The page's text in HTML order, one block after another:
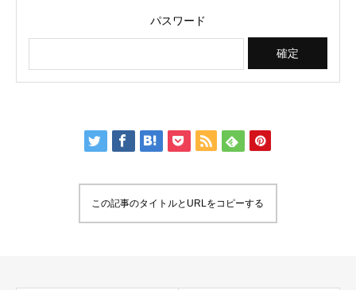
パスワード
この記事のタイトルとURLをコピーする